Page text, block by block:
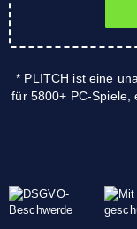
* PLITCH ist eine
für 5800+ PC-Spiele,